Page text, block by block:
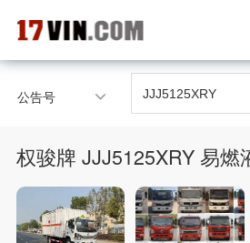
17VIN车架号查询首页
汽配产品车型适配
公告号
权骏牌 JJJ5125XRY 易燃